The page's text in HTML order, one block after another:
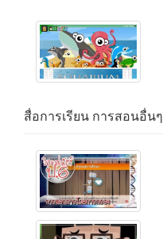
สื่อการเรียน การสอนอื่นๆ